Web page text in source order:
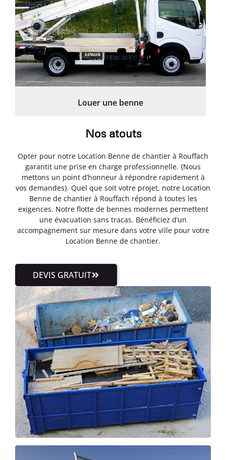
Louer une benne
Nos atouts
Opter pour notre Location Benne de chantier à Rouffach
garantit une prise en charge professionnelle. {Nous
mettons un point d’honneur à répondre rapidement à
vos demandes}. Quel que soit votre projet, notre Location
Benne de chantier à Rouffach répond à toutes les
exigences. Notre flotte de bennes modernes permettent
une évacuation sans tracas. Bénéficiez d’un
accompagnement sur mesure dans votre ville pour votre
Location Benne de chantier.
DEVIS GRATUIT